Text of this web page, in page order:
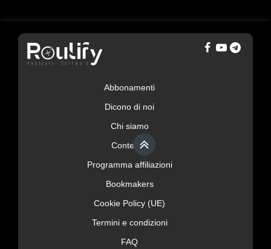
Abbonamenti
Dicono di noi
Chi siamo
Contenuti
Programma affiliazioni
Bookmakers
Cookie Policy (UE)
Termini e condizioni
FAQ